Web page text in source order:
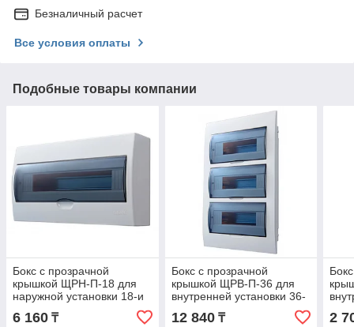
Безналичный расчет
Все условия оплаты
Подобные товары компании
Бокс с прозрачной
крышкой ЩРН-П-18 для
наружной установки 18-и
модульных устройств
6 160 ₸
Бокс с прозрачной
крышкой ЩРВ-П-36 для
внутренней установки 36-
и модульных устройств
12 840₸ 2